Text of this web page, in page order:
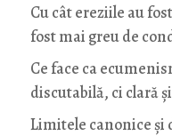
Cu cât ereziile au
fost mai greu de
Ce face ca
discutabilă, ci clară
Limitele canonice